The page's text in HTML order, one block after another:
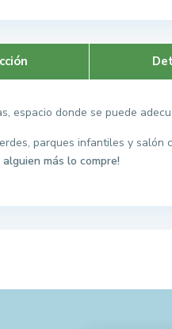
espacio donde se puede
parques infantiles y
más lo compre!